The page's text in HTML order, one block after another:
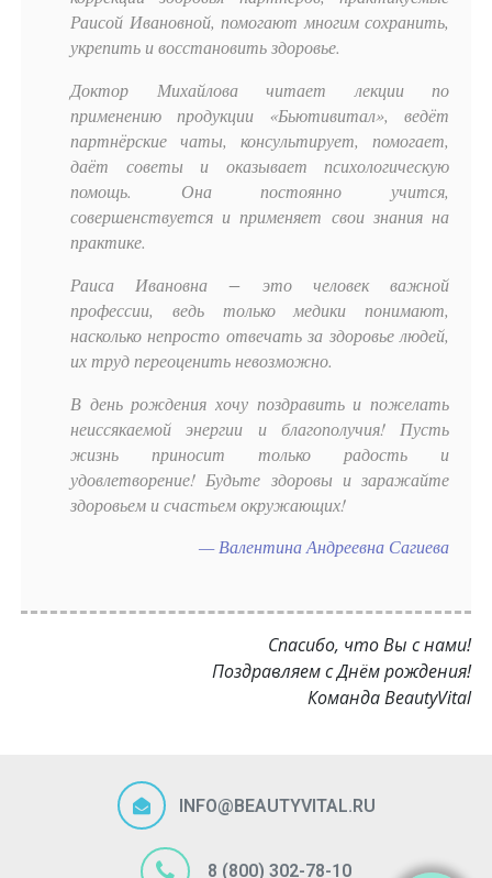
Раисой Ивановной, помогают многим сохранить,
укрепить и восстановить здоровье.
Доктор Михайлова читает лекции по
применению продукции «Бьютивитал», ведёт
партнёрские чаты, консультирует, помогает,
даёт советы и оказывает психологическую
помощь. Она постоянно учится,
совершенствуется и применяет свои знания на
практике.
Раиса Ивановна − это человек важной
профессии, ведь только медики понимают,
насколько непросто отвечать за здоровье людей,
их труд переоценить невозможно.
В день рождения хочу поздравить и пожелать
неиссякаемой энергии и благополучия! Пусть
жизнь приносит только радость и
удовлетворение! Будьте здоровы и заражайте
здоровьем и счастьем окружающих!
Валентина Андреевна Сагиева
Спасибо, что Вы с нами!
Поздравляем с Днём рождения!
Команда BeautyVital
INFO@BEAUTYVITAL.RU
8 (800) 302-78-10